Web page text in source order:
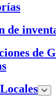
de
de